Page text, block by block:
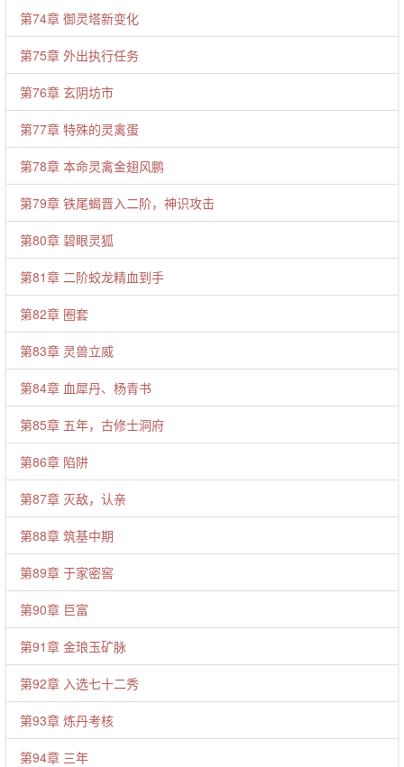
第74章 御灵塔新变化
第75章 外出执行任务
第76章 玄阴坊市
第77章 特殊的灵禽蛋
第78章 本命灵禽金翅风鹏
第79章 铁尾蝎晋入二阶，神识攻击
第80章 碧眼灵狐
第81章 二阶蛟龙精血到手
第82章 圈套
第83章 灵兽立威
第84章 血犀丹、杨青书
第85章 五年，古修士洞府
第86章 陷阱
第87章 灭敌，认亲
第88章 筑基中期
第89章 于家密窖
第90章 巨富
第91章 金琅玉矿脉
第92章 入选七十二秀
第93章 炼丹考核
第94章 三年